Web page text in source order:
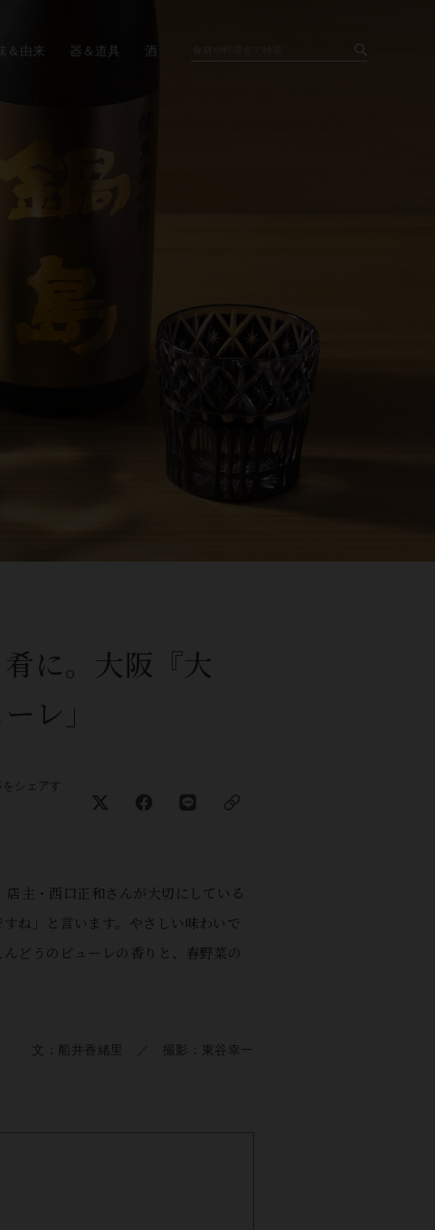
＆由来 器＆道具 酒
に。大阪『大
レ」
シェアす
主・西口正和さんが大切にしている
ね」と言います。やさしい味わいで
どうのピューレの香りと、春野菜の
文：船井香緒里 ／ 撮影：東谷幸一